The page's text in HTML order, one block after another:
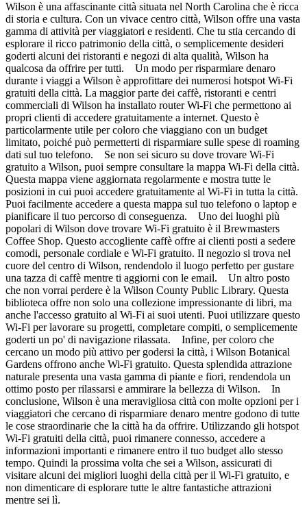
Wilson è una affascinante città situata nel North Carolina che è ricca
di storia e cultura. Con un vivace centro città, Wilson offre una vasta
gamma di attività per viaggiatori e residenti. Che tu stia cercando di
esplorare il ricco patrimonio della città, o semplicemente desideri
goderti alcuni dei ristoranti e negozi di alta qualità, Wilson ha
qualcosa da offrire per tutti. Un modo per risparmiare denaro
durante i viaggi a Wilson è approfittare dei numerosi hotspot Wi-Fi
gratuiti della città. La maggior parte dei caffè, ristoranti e centri
commerciali di Wilson ha installato router Wi-Fi che permettono ai
propri clienti di accedere gratuitamente a internet. Questo è
particolarmente utile per coloro che viaggiano con un budget
limitato, poiché può permetterti di risparmiare sulle spese di roaming
dati sul tuo telefono. Se non sei sicuro su dove trovare Wi-Fi
gratuito a Wilson, puoi sempre consultare la mappa Wi-Fi della città.
Questa mappa viene aggiornata regolarmente e mostra tutte le
posizioni in cui puoi accedere gratuitamente al Wi-Fi in tutta la città.
Puoi facilmente accedere a questa mappa sul tuo telefono o laptop e
pianificare il tuo percorso di conseguenza. Uno dei luoghi più
popolari di Wilson dove trovare Wi-Fi gratuito è il Brewmasters
Coffee Shop. Questo accogliente caffè offre ai clienti posti a sedere
comodi, personale cordiale e Wi-Fi gratuito. Il negozio si trova nel
cuore del centro di Wilson, rendendolo il luogo perfetto per gustare
una tazza di caffè mentre ti aggiorni con le email. Un altro posto
che non vorrai perdere è la Wilson County Public Library. Questa
biblioteca offre non solo una collezione impressionante di libri, ma
anche l'accesso gratuito al Wi-Fi ai suoi utenti. Puoi utilizzare questo
Wi-Fi per lavorare su progetti, completare compiti, o semplicemente
goderti un po' di navigazione rilassata. Infine, per coloro che
cercano un modo più attivo per godersi la città, i Wilson Botanical
Gardens offrono anche Wi-Fi gratuito. Questa splendida attrazione
naturale presenta una vasta gamma di piante e fiori, rendendola un
ottimo posto per rilassarsi e ammirare la bellezza di Wilson. In
conclusione, Wilson è una meravigliosa città con molte opzioni per i
viaggiatori che cercano di risparmiare denaro mentre godono di tutte
le cose straordinarie che la città ha da offrire. Utilizzando gli hotspot
Wi-Fi gratuiti della città, puoi rimanere connesso, accedere a
informazioni importanti e rimanere entro il tuo budget allo stesso
tempo. Quindi la prossima volta che sei a Wilson, assicurati di
visitare alcuni dei migliori luoghi della città per il Wi-Fi gratuito, e
non dimenticare di esplorare tutte le altre fantastiche attrazioni
mentre sei lì.